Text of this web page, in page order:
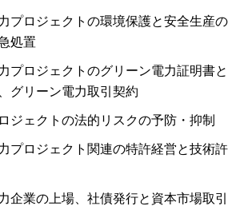
プロジェクトの環境保護と安全生産の
処置
プロジェクトのグリーン電力証明書と
グリーン電力取引契約
ジェクトの法的リスクの予防・抑制
プロジェクト関連の特許経営と技術許
企業の上場、社債発行と資本市場取引